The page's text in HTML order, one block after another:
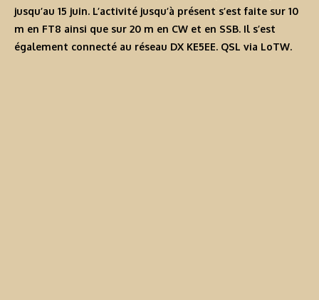
jusqu’au 15 juin. L’activité jusqu’à présent s’est faite sur 10
m en FT8 ainsi que sur 20 m en CW et en SSB. Il s’est
également connecté au réseau DX KE5EE. QSL via LoTW.